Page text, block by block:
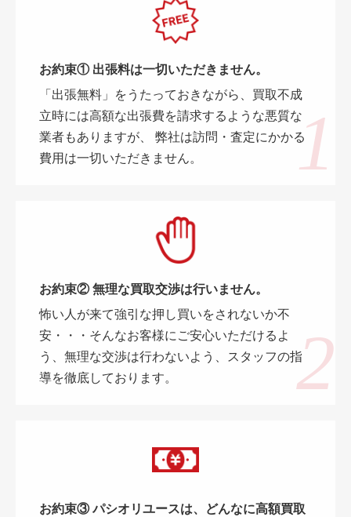
お約束① 出張料は一切いただきません。
「出張無料」をうたっておきながら、買取不成
立時には高額な出張費を請求するような悪質な
業者もありますが、 弊社は訪問・査定にかかる
費用は一切いただきません。
お約束② 無理な買取交渉は行いません。
怖い人が来て強引な押し買いをされないか不
安・・・そんなお客様にご安心いただけるよ
う、無理な交渉は行わないよう、スタッフの指
導を徹底しております。
お約束③ パシオリユースは、どんなに高額買取